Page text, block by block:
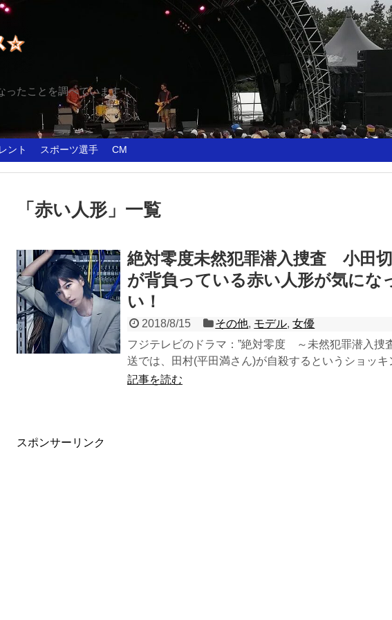
ったことを調べています！
ント スポーツ選手 CM
「 赤い人形」 一覧
絶対零度未然犯罪潜入捜査 小田切
が背負っている赤い人形が気にな
い！
2018/8/15 その他, モデル,女優
フジテレビのドラマ：”絶対零度 ～未然犯罪潜入捜
送では、田村(平田満さん)が自殺するというショッキ
記事を読む
スポンサーリンク